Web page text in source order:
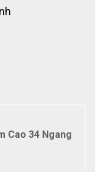
Cao 34 Ngang